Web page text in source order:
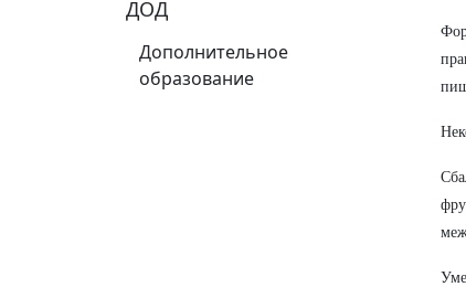
ДОД
Дополнительное
образование